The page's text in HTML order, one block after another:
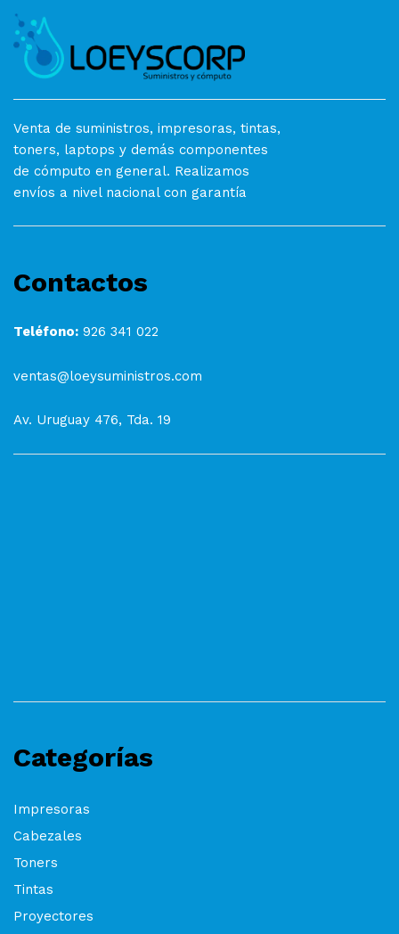
Venta de suministros, impresoras, tintas,
toners, laptops y demás componentes
de cómputo en general. Realizamos
envíos a nivel nacional con garantía
Contactos
Teléfono: 926 341 022
ventas@loeysuministros.com
Av. Uruguay 476, Tda. 19
Categorías
Impresoras
Cabezales
Toners
Tintas
Proyectores